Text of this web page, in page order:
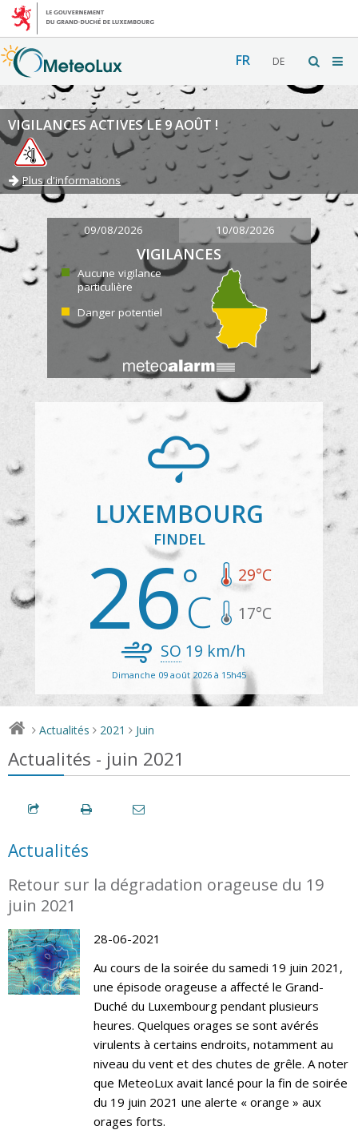
FR DE
VIGILANCES ACTIVES LE 9 AOÛT !
Plus d'informations
09/08/2026 10/08/2026
VIGILANCES
Aucune vigilance
particulière
Danger potentiel
LUXEMBOURG
FINDEL
26 29°C
17°C
SO 19 km/h
Dimanche 09 août 2026 à 15h45
> Actualités > 2021 > Juin
Actualités - juin 2021
Actualités
Retour sur la dégradation orageuse du 19
juin 2021
28-06-2021
Au cours de la soirée du samedi 19 juin 2021,
une épisode orageuse a affecté le Grand-
Duché du Luxembourg pendant plusieurs
heures. Quelques orages se sont avérés
virulents à certains endroits, notamment au
niveau du vent et des chutes de grêle. A noter
que MeteoLux avait lancé pour la fin de soirée
du 19 juin 2021 une alerte « orange » aux
orages forts.